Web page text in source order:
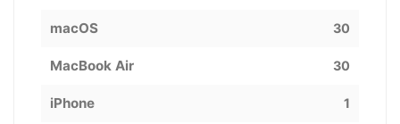
macOS 30
MacBook Air 30
iPhone 1